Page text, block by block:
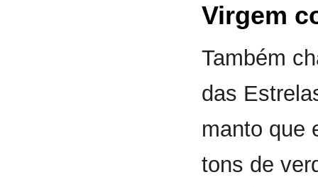
Virgem
Também
das
manto que
tons de